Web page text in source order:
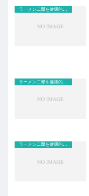
ラーメン二郎を健康的なジロリアンが食べる